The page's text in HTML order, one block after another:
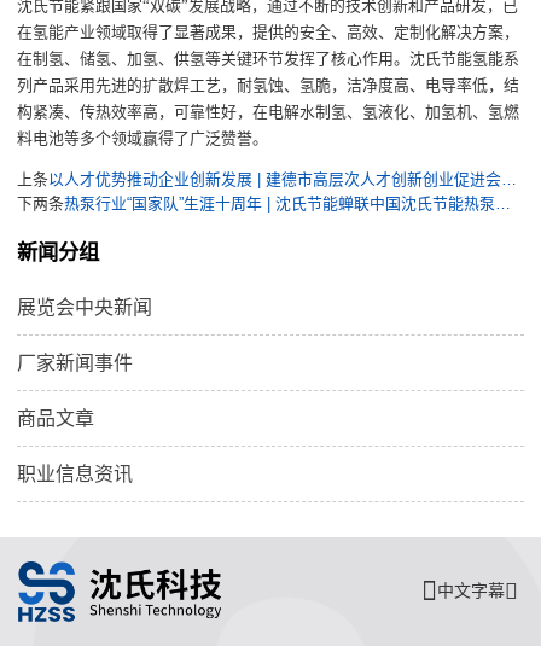
沈氏节能紧跟国家“双碳”发展战略，通过不断的技术创新和产品研发，已
在氢能产业领域取得了显著成果 ，提供的安全、高效、 定制化解决方案，
在制氢、储氢、加氢、供氢等关键环节发挥了核心作用。沈氏节能氢能系
列产品采用先进的扩散焊工艺， 耐氢蚀、 氢脆，洁净度高、电导率低，结
构紧凑、传热效率高，可靠性好，在电解水制氢、氢液化、加氢机、氢燃
料电池等多个领域赢得了广泛赞誉。
上条
下两条
新闻分组
展览会中央新闻
厂家新闻事件
商品文章
职业信息资讯
中文字幕